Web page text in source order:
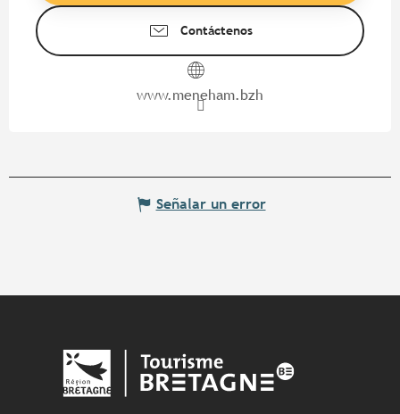
Contáctenos
www.meneham.bzh
Señalar un error